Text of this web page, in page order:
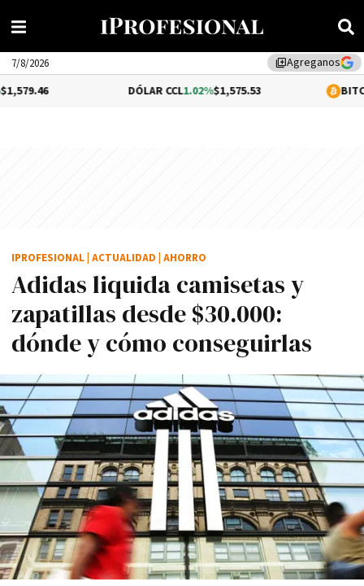
library_addAgreganos
7/8/2026
1.02%$1,575.53 -0.2%
Adidas liquida camisetas y
zapatillas desde $30.000:
dónde y cómo conseguirlas
IPROFESIONAL ACTUALIDAD AHORRO